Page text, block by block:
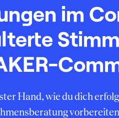
im
Hand, wie du dich